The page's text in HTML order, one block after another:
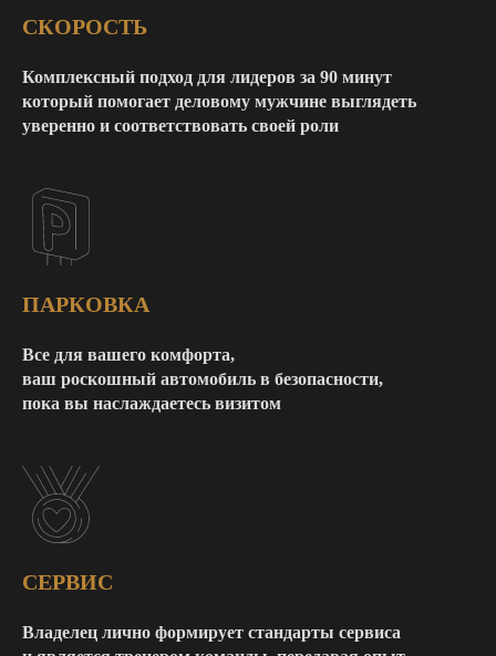
СКОРОСТЬ
Комплексный подход для лидеров за 90 минут
который помогает деловому мужчине выглядеть
уверенно и соответствовать своей роли
ПАРКОВКА
Все для вашего комфорта,
ваш роскошный автомобиль в безопасности,
пока вы наслаждаетесь визитом
СЕРВИС
Владелец лично формирует стандарты сервиса